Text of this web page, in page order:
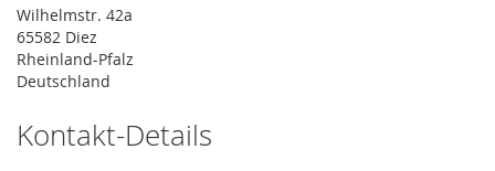
Wilhelmstr. 42a
65582 Diez
Rheinland-Pfalz
Deutschland
Kontakt-Details